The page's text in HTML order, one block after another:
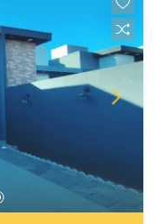
o seu novo lar
verdadeiras,
corrigir
bem
Fotos